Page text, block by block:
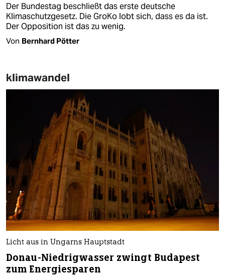
Der Bundestag beschließt das erste deutsche
Klimaschutzgesetz. Die GroKo lobt sich, dass es da ist.
Der Opposition ist das zu wenig.
Von Bernhard Pötter
klimawandel
Licht aus in Ungarns Hauptstadt
Donau-Niedrigwasser zwingt Budapest
zum Energiesparen